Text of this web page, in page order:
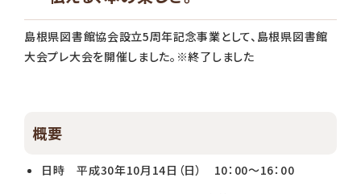
島根県図書館協会設立5周年記念事業として、島根県図書館
大会プレ大会を開催しました。※終了しました
概要
日時 平成30年10月14日（日） 10：00～16：00